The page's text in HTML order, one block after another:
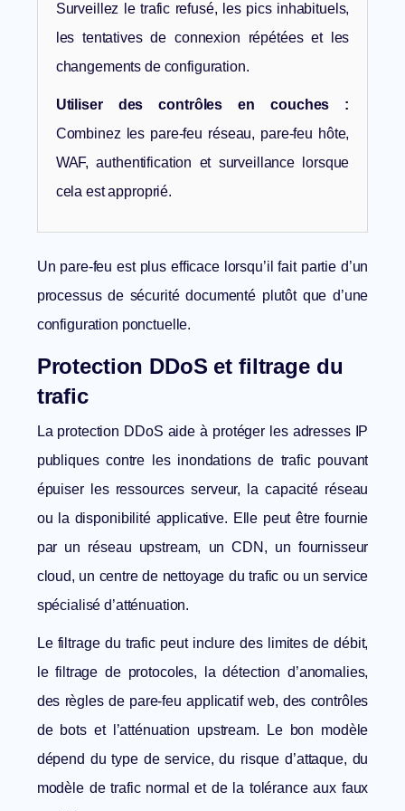
Surveillez le trafic refusé, les pics inhabituels,
les tentatives de connexion répétées et les
changements de configuration.
Utiliser des contrôles en couches :
Combinez les pare-feu réseau, pare-feu hôte,
WAF, authentification et surveillance lorsque
cela est approprié.
Un pare-feu est plus efficace lorsqu’il fait partie d’un
processus de sécurité documenté plutôt que d’une
configuration ponctuelle.
Protection DDoS et filtrage du
trafic
La protection DDoS aide à protéger les adresses IP
publiques contre les inondations de trafic pouvant
épuiser les ressources serveur, la capacité réseau
ou la disponibilité applicative. Elle peut être fournie
par un réseau upstream, un CDN, un fournisseur
cloud, un centre de nettoyage du trafic ou un service
spécialisé d’atténuation.
Le filtrage du trafic peut inclure des limites de débit,
le filtrage de protocoles, la détection d’anomalies,
des règles de pare-feu applicatif web, des contrôles
de bots et l’atténuation upstream. Le bon modèle
dépend du type de service, du risque d’attaque, du
modèle de trafic normal et de la tolérance aux faux